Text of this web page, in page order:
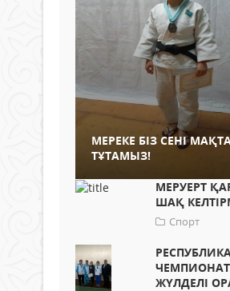
МЕРЕКЕ БІЗ СЕНІ
ТҰТАМЫЗ!
МЕРУЕРТ
ШАҚ
Спорт
ЖҮЛДЕЛІ